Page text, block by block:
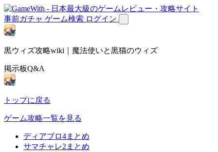
事前ガチャ ゲーム検索 ログイン
黒ウィズ攻略wiki｜魔法使いと黒猫のウィズ
掲示板Q&A
トップに戻る
ゲーム攻略一覧を見る
ディアブロ4まとめ
サマチャレ2まとめ